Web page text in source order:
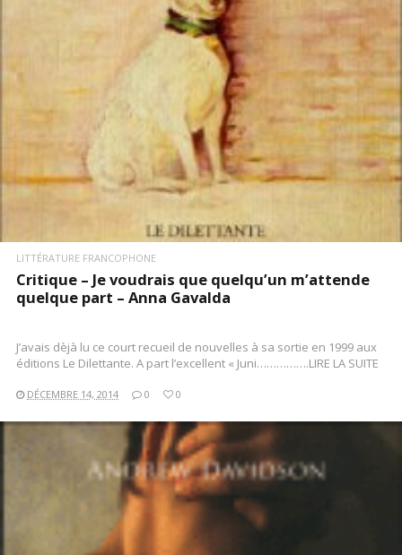
LITTÉRATURE FRANCOPHONE
Critique – Je voudrais que quelqu’un m’attende
quelque part – Anna Gavalda
J’avais dèjà lu ce court recueil de nouvelles à sa sortie en 1999 aux
éditions Le Dilettante. A part l’excellent « Juni…………….LIRE LA SUITE
DÉCEMBRE 14, 2014 0 0